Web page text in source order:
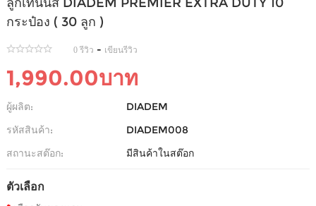
กระป๋อง ( 30 ลูก )
0 รีวิว - เขียนรีวิว
1,990.00บาท
ผู้ผลิต:
DIADEM
รหัสสินค้า:
DIADEM008
สถานะสต๊อก:
มีสินค้าในสต๊อก
ตัวเลือก